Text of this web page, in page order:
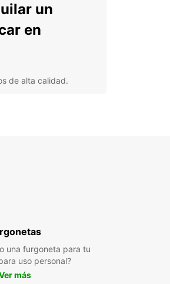
un
en
de alta calidad.
historia y su
parques naturales
alquiler Europcar,
Parque Nacional de
una furgoneta para tu
uso personal?
más